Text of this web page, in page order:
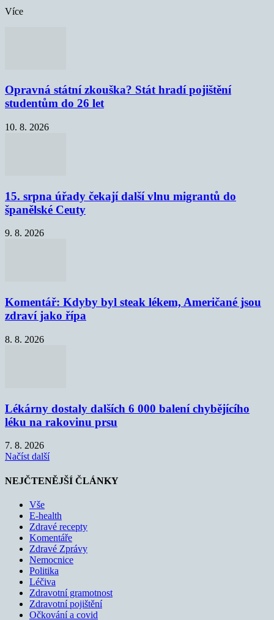
Více
Opravná státní zkouška? Stát hradí pojištění
studentům do 26 let
10. 8. 2026
15. srpna úřady čekají další vlnu migrantů do
španělské Ceuty
9. 8. 2026
Komentář: Kdyby byl steak lékem, Američané jsou
zdraví jako řípa
8. 8. 2026
Lékárny dostaly dalších 6 000 balení chybějícího
léku na rakovinu prsu
7. 8. 2026
Načíst další
NEJČTENĚJŠÍ ČLÁNKY
Vše
E-health
Zdravé recepty
Komentáře
Zdravé Zprávy
Nemocnice
Politika
Léčiva
Zdravotní gramotnost
Zdravotní pojištění
Očkování a covid